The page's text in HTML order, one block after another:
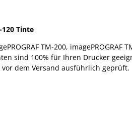
Tinte
TM-200, imagePROGRAF
sind 100% für Ihren Drucker
dem Versand ausführlich geprüft.